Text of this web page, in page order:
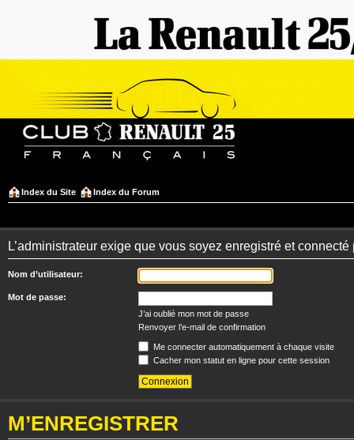
Index du Site Index du Forum
L’administrateur exige que vous soyez enregistré et
Nom d’utilisateur:
Mot de passe:
J’ai oublié mon mot de passe
Renvoyer l’e-mail de confirmation
Me connecter automatiquement à chaque visite
Cacher mon statut en ligne pour cette session
M’ENREGISTRER